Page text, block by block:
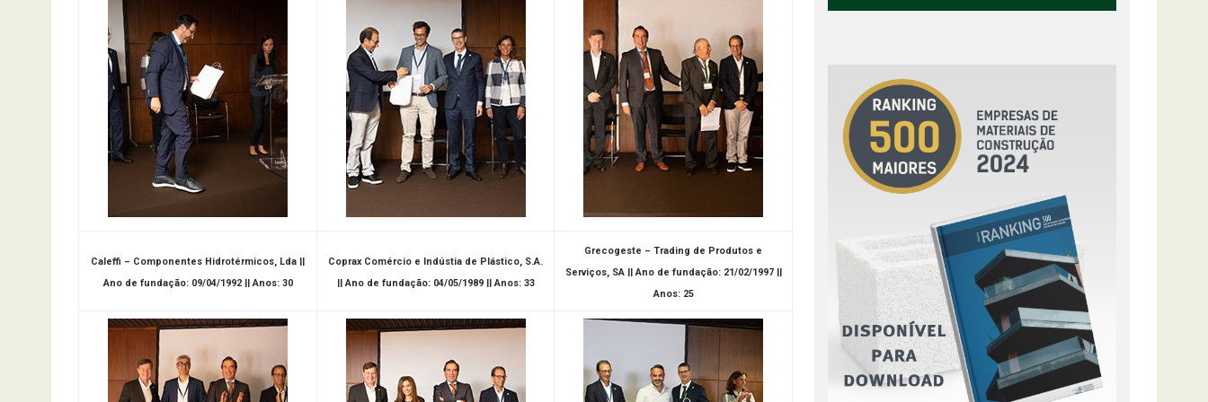
Caleffi – Componentes Hidrotérmicos, Lda ||
Ano de fundação: 09/04/1992 || Anos: 30
Coprax Comércio e Indústia de Plástico, S.A.
|| Ano de fundação: 04/05/1989 || Anos: 33
Grecogeste – Trading de Produtos e
Serviços, SA || Ano de fundação: 21/02/1997 ||
Anos: 25